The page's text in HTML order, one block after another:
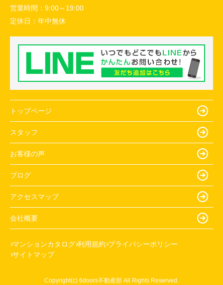
営業時間： 9:00～19:00
定休日： 年中無休
トップページ
スタッフ
お客様の声
ブログ
アクセスマップ
会社概要
マンションカタログ 利用規約 プライバシーポリシー
サイトマップ
Copyright(c) 6doors不動産部 All Rights Reserved.